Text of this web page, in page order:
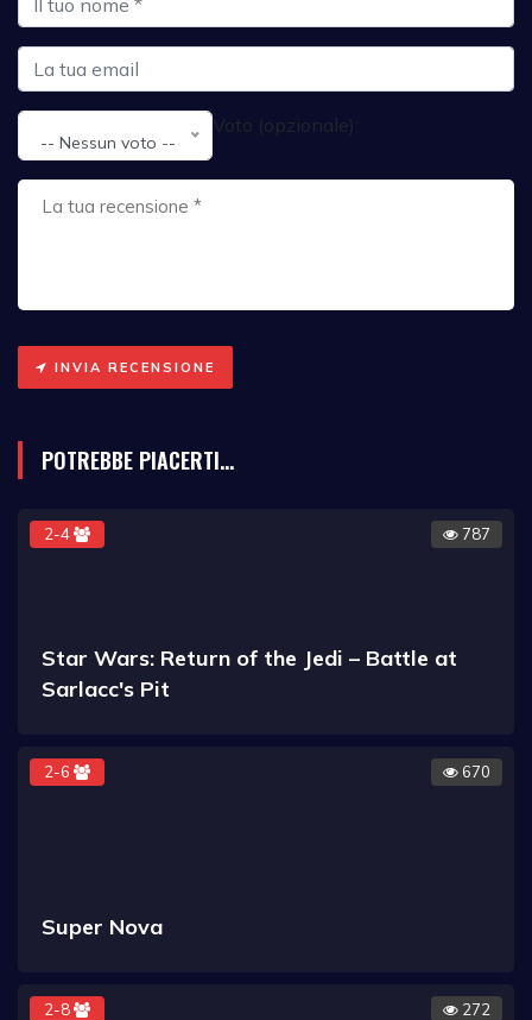
Voto (opzionale):
-- Nessun voto --
INVIA RECENSIONE
POTREBBE PIACERTI...
2-4 787
Star Wars: Return of the Jedi – Battle at
Sarlacc's Pit
2-6 670
Super Nova
2-8 272